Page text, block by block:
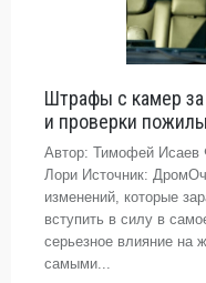
Штрафы с камер
и проверки
Автор: Тимофей Исаев
Лори Источник:
изменений, которые
вступить в силу в
серьезное влияние на
самыми...